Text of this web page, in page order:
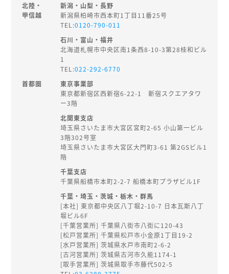
北陸・
甲信越
新潟・山梨・長野
新潟県柏崎市西本町1丁目11番25号
TEL:0120-790-011
石川・富山・福井
北海道札幌市中央区南1条西8-10-3第28桂和ビル
1
TEL:022-292-6770
首都圏
東京事業部
東京都新宿区西新宿6-22-1 新宿スクエアタワ
ー3階
北関東支店
埼玉県さいたま市大宮区宮町2-65 小山第一ビル
3階302号室
埼玉県さいたま市大宮区大門町3-61 第2GSビル1
階
千葉支店
千葉県船橋市本町2-2-7 船橋本町プラザビル1F
千葉・埼玉・茨城・栃木・群馬
[本社] 東京都中央区八丁堀2-10-7 日本瓦斯八丁
堀ビル6F
[千葉営業所] 千葉県八街市八街に120-43
[松戸営業所] 千葉県松戸市小金原1丁目19-2
[水戸営業所] 茨城県水戸市南町2-6-2
[古河営業所] 茨城県古河市久能1174-1
[取手営業所] 茨城県取手市藤代502-5